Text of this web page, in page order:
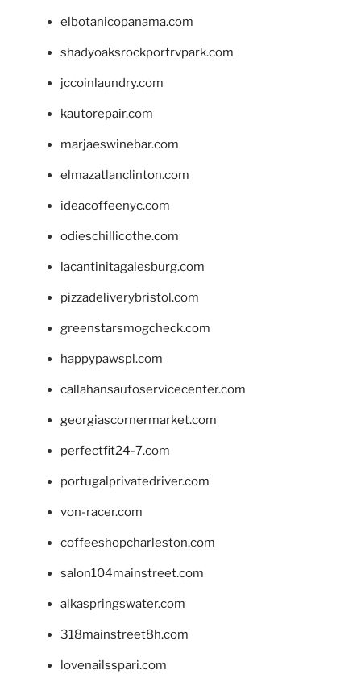
elbotanicopanama.com
shadyoaksrockportrvpark.com
jccoinlaundry.com
kautorepair.com
marjaeswinebar.com
elmazatlanclinton.com
ideacoffeenyc.com
odieschillicothe.com
lacantinitagalesburg.com
pizzadeliverybristol.com
greenstarsmogcheck.com
happypawspl.com
callahansautoservicecenter.com
georgiascornermarket.com
perfectfit24-7.com
portugalprivatedriver.com
von-racer.com
coffeeshopcharleston.com
salon104mainstreet.com
alkaspringswater.com
318mainstreet8h.com
lovenailsspari.com